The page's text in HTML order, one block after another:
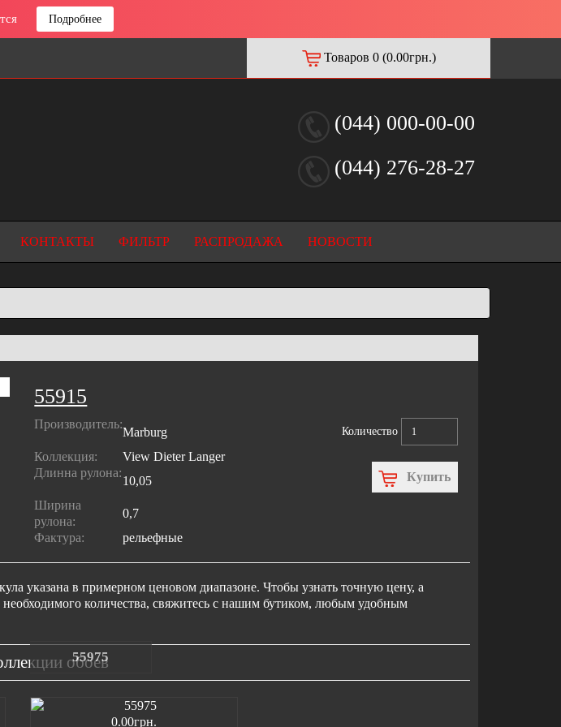
Подробнее
Товаров 0 (0.00грн.)
(044) 000-00-00
(044) 276-28-27
КОНТАКТЫ ФИЛЬТР РАСПРОДАЖА НОВОСТИ
55915
Производитель:
Marburg
Коллекция:
View Dieter Langer
Длинна рулона:
10,05
Ширина
рулона:
0,7
Фактура:
рельефные
Количество
Купить
указана в примерном ценовом диапазоне. Чтобы узнать точную цену, а
количества, свяжитесь с нашим бутиком, любым удобным
обоев
55975
0.00грн.